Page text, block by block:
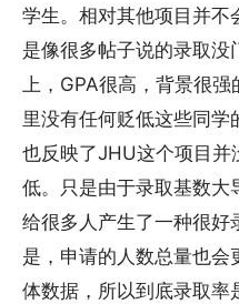
学生。相对其他项目并不
是像很多帖子说的录取
上，GPA很高，背景很
里没有任何贬低这些同
也反映了JHU这个项目并
低。只是由于录取基数大
给很多人产生了一种很
是，申请的人数总量也
体数据，所以到底录取率